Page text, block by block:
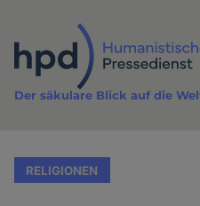
Inhalt
Der säkulare Blick auf die
RELIGIONEN